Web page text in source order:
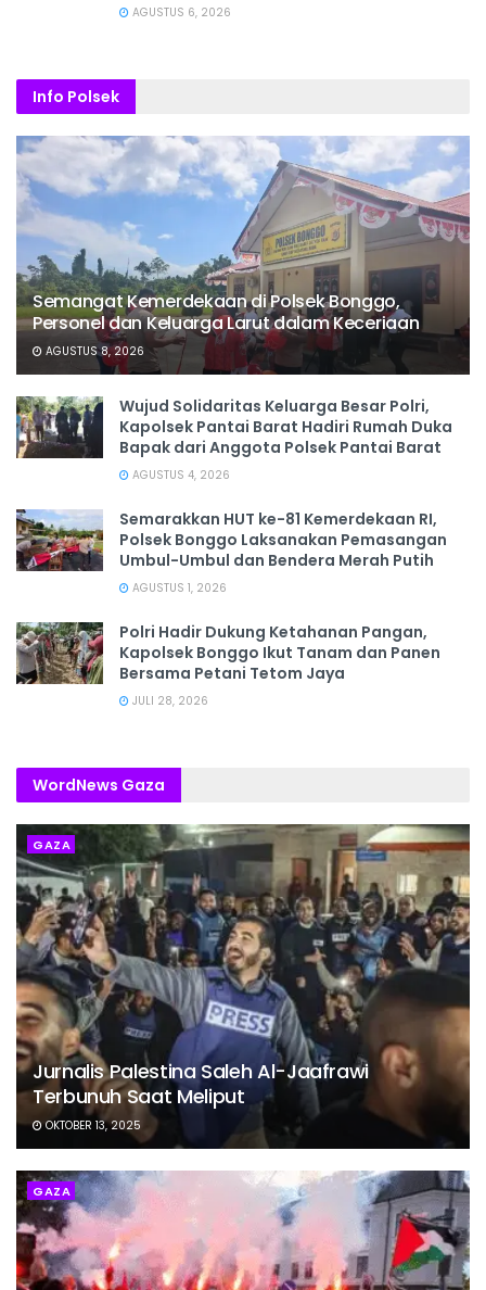
AGUSTUS 6, 2026
Info Polsek
Semangat Kemerdekaan di Polsek Bonggo,
Personel dan Keluarga Larut dalam Keceriaan
AGUSTUS 8, 2026
Wujud Solidaritas Keluarga Besar Polri,
Kapolsek Pantai Barat Hadiri Rumah Duka
Bapak dari Anggota Polsek Pantai Barat
AGUSTUS 4, 2026
Semarakkan HUT ke-81 Kemerdekaan RI,
Polsek Bonggo Laksanakan Pemasangan
Umbul-Umbul dan Bendera Merah Putih
AGUSTUS 1, 2026
Polri Hadir Dukung Ketahanan Pangan,
Kapolsek Bonggo Ikut Tanam dan Panen
Bersama Petani Tetom Jaya
JULI 28, 2026
WordNews Gaza
GAZA
Jurnalis Palestina Saleh Al-Jaafrawi
Terbunuh Saat Meliput
OKTOBER 13, 2025
GAZA